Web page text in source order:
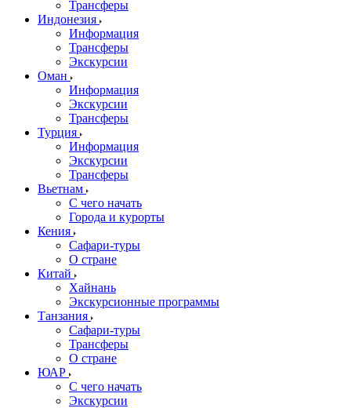
Трансферы
Индонезия
Информация
Трансферы
Экскурсии
Оман
Информация
Экскурсии
Трансферы
Турция
Информация
Экскурсии
Трансферы
Вьетнам
С чего начать
Города и курорты
Кения
Сафари-туры
О стране
Китай
Хайнань
Экскурсионные программы
Танзания
Сафари-туры
Трансферы
О стране
ЮАР
С чего начать
Экскурсии